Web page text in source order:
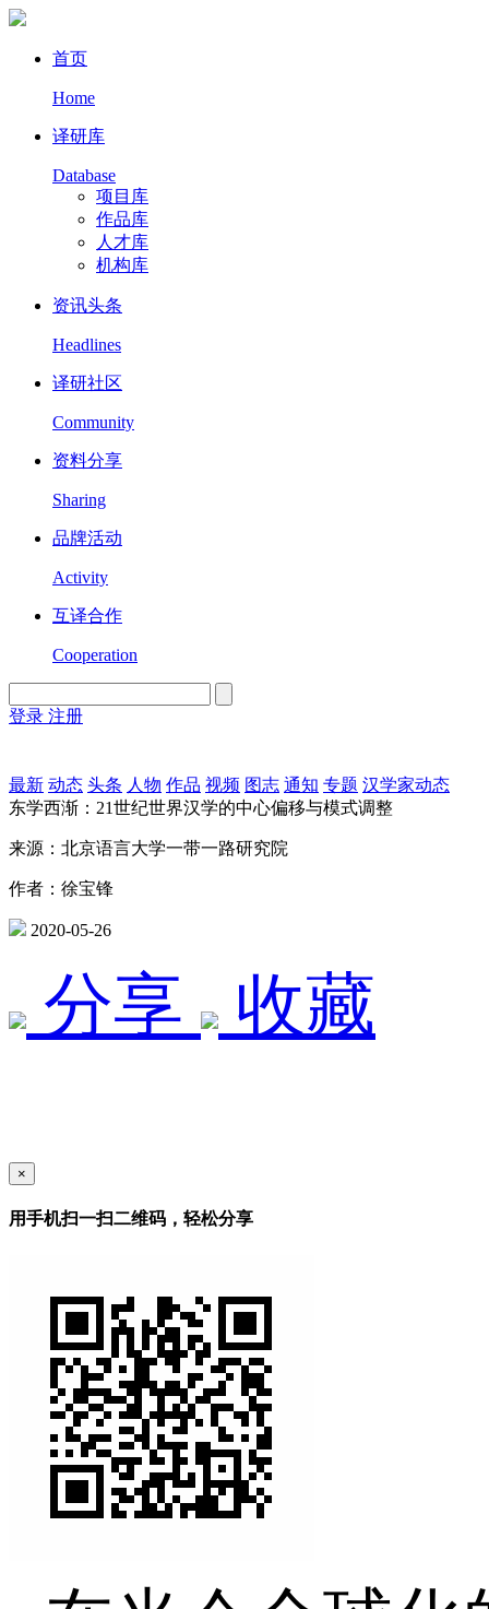
首页
Home
译研库
Database
项目库
作品库
人才库
机构库
资讯头条
Headlines
译研社区
Community
资料分享
Sharing
品牌活动
Activity
互译合作
Cooperation
登录 注册
最新 动态 头条 人物 作品 视频 图志 通知 专题 汉学家动态
东学西渐：21世纪世界汉学的中心偏移与模式调整
来源：北京语言大学一带一路研究院
作者：徐宝锋
2020-05-26
分享 收藏
×
用手机扫一扫二维码，轻松分享